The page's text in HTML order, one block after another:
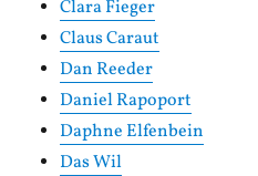
Clara Fieger
Claus Caraut
Dan Reeder
Daniel Rapoport
Daphne Elfenbein
Das Wil